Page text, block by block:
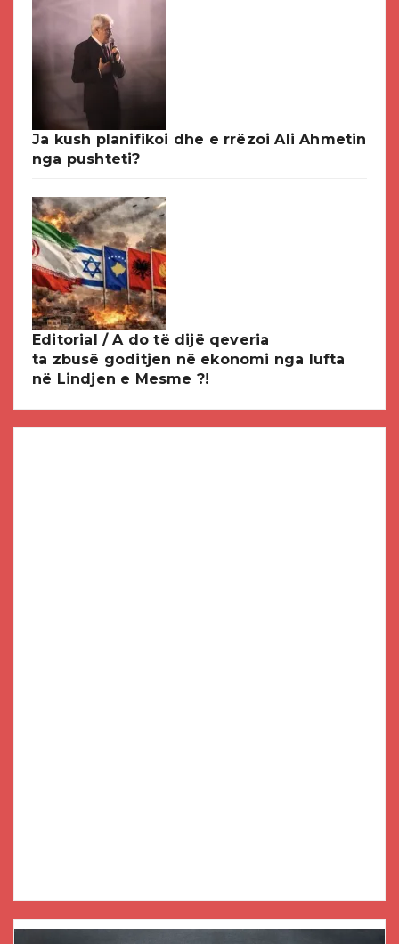
Ja kush planifikoi dhe e rrëzoi Ali Ahmetin
nga pushteti?
Editorial / A do të dijë qeveria
ta zbusë goditjen në ekonomi nga lufta
në Lindjen e Mesme ?!